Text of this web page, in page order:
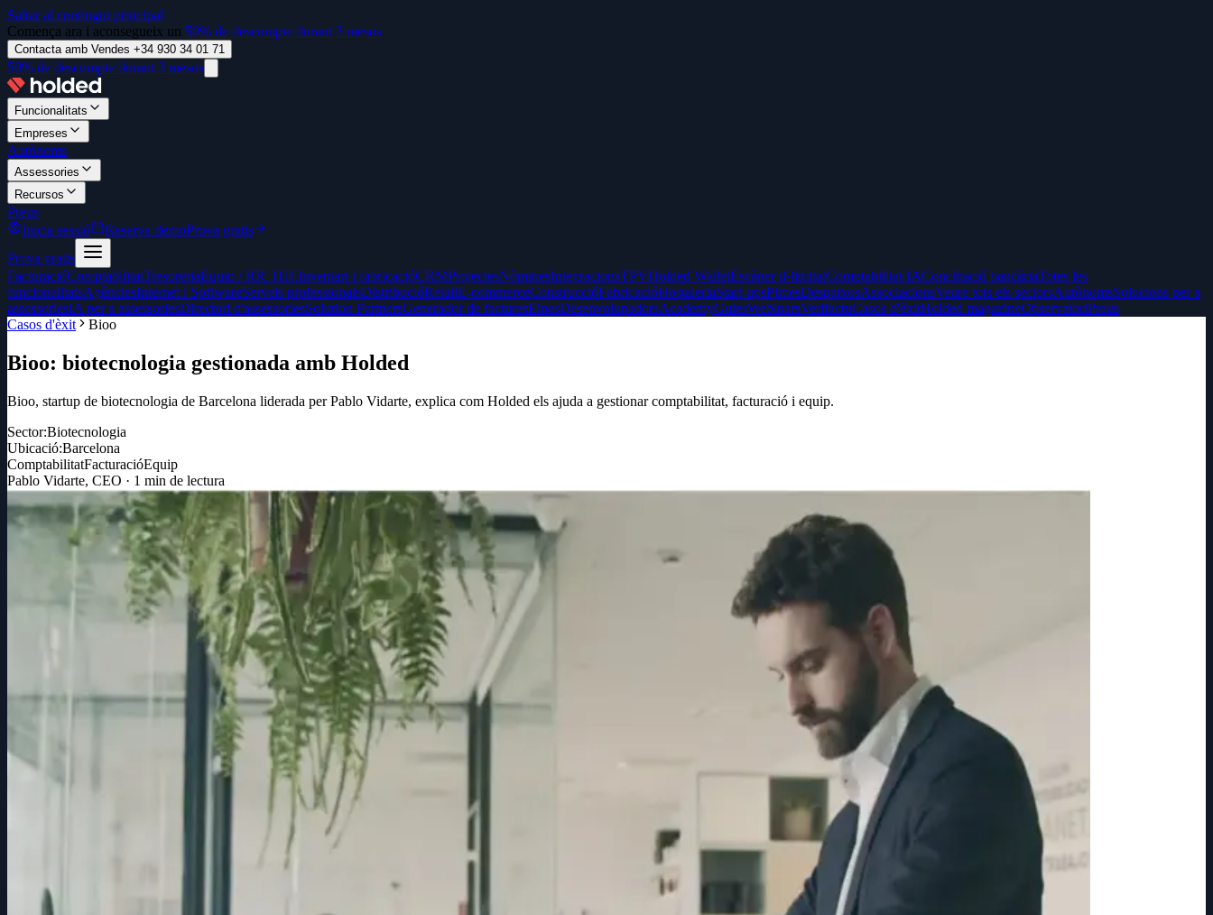
Saltar al contingut principal
Comença ara i aconsegueix un 50% de descompte durant 3 mesos
Contacta amb Vendes +34 930 34 01 71
50% de descompte durant 3 mesos
Funcionalitats
Empreses
Autònoms
Assessories
Recursos
Preus
Inicia sessió
Reserva demoProva gratis
Prova gratis
FacturacióComptabilitatTresoreriaEquip / RR. HH.Inventari i fabricacióCRMProjectesNòminesIntegracionsTPVHolded WalletEscàner il·limitatComptabilitat IAConciliació bancàriaTotes les
funcionalitatsAgènciesInternet i SoftwareServeis professionalsDistribucióRetailE-commerceConstruccióFabricacióHostaleriaStart-upsPimesDespatxosAssociacionsVeure tots els sectorsAutònomsSolucions per a
assessoriesIA per a assessoriesDirectori d'assessoriesSolution PartnersGenerador de facturesEinesDesenvolupadorsAcademyGuiesWebinarsVerifactuCasos d'èxitHolded magazineObservatoriPreus
Casos d'èxit
Bioo
Bioo: biotecnologia gestionada amb Holded
Bioo, startup de biotecnologia de Barcelona liderada per Pablo Vidarte, explica com Holded els ajuda a gestionar comptabilitat, facturació i equip.
Sector:Biotecnologia
Ubicació:Barcelona
ComptabilitatFacturacióEquip
Pablo Vidarte, CEO · 1 min de lectura